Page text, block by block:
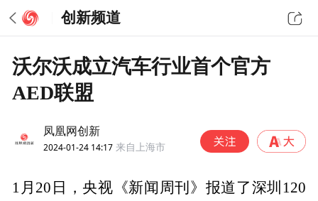
创新频道
沃尔沃成立汽车行业首个官方
AED联盟
凤凰网创新
2024-01-24 14:17 来自上海市
1月20日，央视《新闻周刊》报道了深圳120